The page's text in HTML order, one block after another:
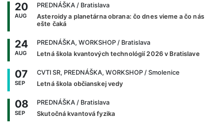
20
AUG
PREDNÁŠKA / Bratislava
Asteroidy a planetárna obrana: čo dnes vieme a čo nás
ešte čaká
24
AUG
PREDNÁŠKA, WORKSHOP / Bratislava
Letná škola kvantových technológií 2026 v Bratislave
07
SEP
CVTI SR, PREDNÁŠKA, WORKSHOP / Smolenice
Letná škola občianskej vedy
08
SEP
PREDNÁŠKA / Bratislava
Skutočná kvantová fyzika